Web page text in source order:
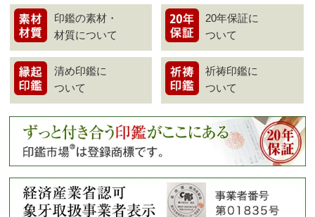
印鑑の素材・
材質について
20年保証に
ついて
清め印鑑に
ついて
祈祷印鑑に
ついて